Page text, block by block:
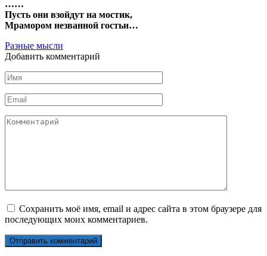
……
Пусть они взойдут на мостик,
Мрамором незванной гостьи…
Разные мысли
Добавить комментарий
Имя
Email
Комментарий
Сохранить моё имя, email и адрес сайта в этом браузере для
последующих моих комментариев.